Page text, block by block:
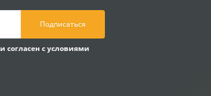
Подписаться
и согласен с условиями